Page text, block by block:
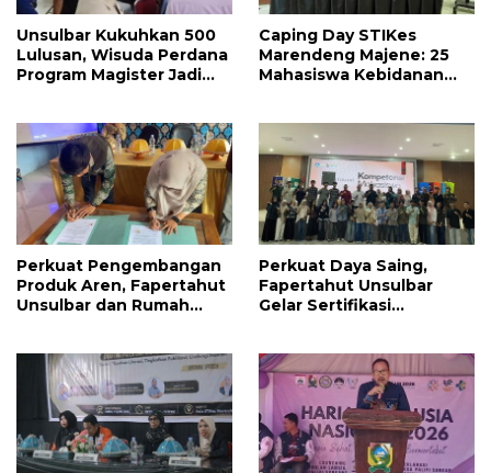
Unsulbar Kukuhkan 500
Lulusan, Wisuda Perdana
Program Magister Jadi
Caping Day STIKes
Marendeng Majene: 25
Mahasiswa Kebidanan
Perkuat Pengembangan
Produk Aren, Fapertahut
Unsulbar dan Rumah
Perkuat Daya Saing,
Fapertahut Unsulbar
Gelar Sertifikasi